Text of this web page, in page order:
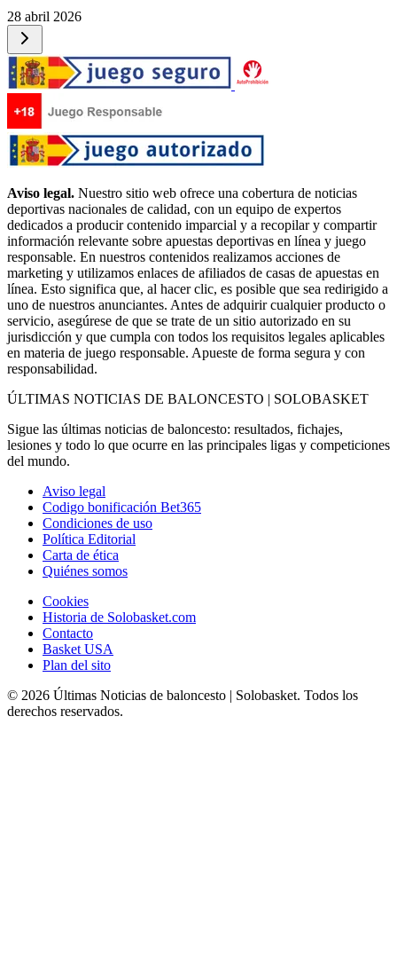
28 abril 2026
Aviso legal. Nuestro sitio web ofrece una cobertura de noticias
deportivas nacionales de calidad, con un equipo de expertos
dedicados a producir contenido imparcial y a recopilar y compartir
información relevante sobre apuestas deportivas en línea y juego
responsable. En nuestros contenidos realizamos acciones de
marketing y utilizamos enlaces de afiliados de casas de apuestas en
línea. Esto significa que, al hacer clic, es posible que sea redirigido a
uno de nuestros anunciantes. Antes de adquirir cualquier producto o
servicio, asegúrese de que se trate de un sitio autorizado en su
jurisdicción y que cumpla con todos los requisitos legales aplicables
en materia de juego responsable. Apueste de forma segura y con
responsabilidad.
ÚLTIMAS NOTICIAS DE BALONCESTO | SOLOBASKET
Sigue las últimas noticias de baloncesto: resultados, fichajes,
lesiones y todo lo que ocurre en las principales ligas y competiciones
del mundo.
Aviso legal
Codigo bonificación Bet365
Condiciones de uso
Política Editorial
Carta de ética
Quiénes somos
Cookies
Historia de Solobasket.com
Contacto
Basket USA
Plan del sito
© 2026 Últimas Noticias de baloncesto | Solobasket. Todos los
derechos reservados.